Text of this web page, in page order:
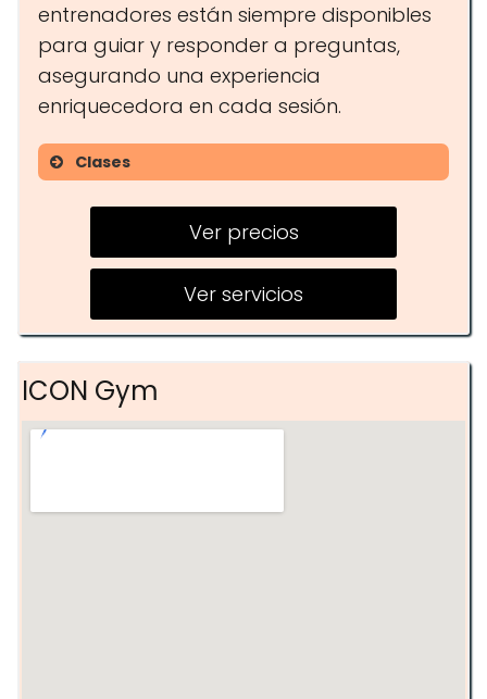
entrenadores están siempre disponibles
para guiar y responder a preguntas,
asegurando una experiencia
enriquecedora en cada sesión.
Clases
HYROX
FUNCTIONAL BODY BUILDING
RUNNING
Ver precios
Ver servicios
ICON Gym